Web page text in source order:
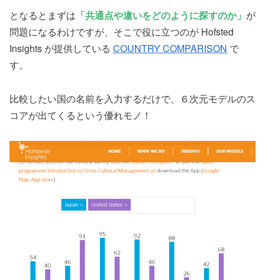
となるとまずは 「共通点や違いをどのように探すのか」 が
問題になるわけですが、そこで役に立つのが Hofsted
Insights が提供している COUNTRY COMPARISON で
す。
比較したい国の名前を入力するだけで、６次元モデルのス
コアが出てくるという優れモノ！